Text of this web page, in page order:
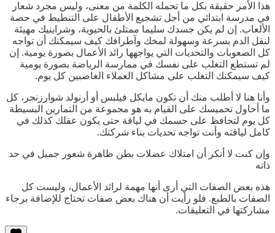
هذا الأمر حقيقة بكل ما تحمله الكلمة من معنى، وليس مجرد شعار
في مدرسة ابتدائي من أجل تشجيع الأطفال على التنطيط في حصة
الألعاب. إن لم يكن جسدك سليما ممتلئ بالحيوية، وشراينيك مهيئة
لنقل الدم بسرعة وسهولة لمخك وآطرافك كيف سيمكنك أن تواجه
كل الصعوبات والتحديات التي يواجهها رائد الأعمال بصورة يومية. إن
لم تستطع التغلب على نفسك في ممارسة الرياضة بصورة يومية
كيف سيمكنك التغلب على مشاكل العملاء الغاضبين كل يوم.
وأنا هنا لا أطلب منك أن تكون مايكل فيلبس أو أرنولد شوارزنجر، كل
ما أحاول تحميسك على القيام به هو مجموعة من التمارين البسيطة
كل يوم لتحافظ على جسمك في لياقة حتى يكون عقلك كذلك في
كامل لياقته وأنت تواجه تحديات بناء شركتك.
وإن كنت لا أنكر أن امتلاك عضلات بطن ظاهرة شعور جميل في حد
ذاته
هذه بعض الصفات التي أرى أنها مهمة لرائد الأعمال، وليست كل
الصفات بالطبع. فلو رأيت أن هناك بعض صفات تحتاج للإضافة برجاء
مشاركتها في التعليقات.